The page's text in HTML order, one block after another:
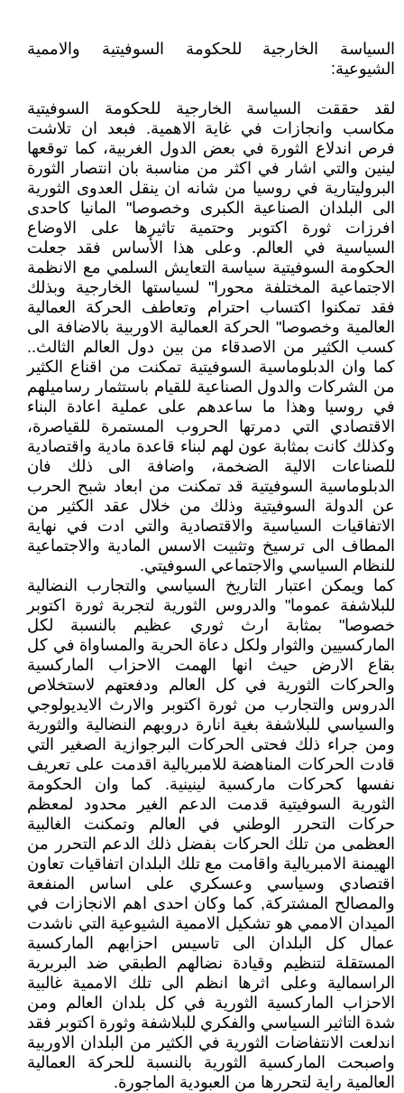
السياسة الخارجية للحكومة السوفيتية والاممية
الشيوعية:
لقد حققت السياسة الخارجية للحكومة السوفيتية
مكاسب وانجازات في غاية الاهمية. فبعد ان تلاشت
فرص اندلاع الثورة في بعض الدول الغربية، كما توقعها
لينين والتي اشار في اكثر من مناسبة بان انتصار الثورة
البروليتارية في روسيا من شانه ان ينقل العدوى الثورية
الى البلدان الصناعية الكبرى وخصوصا" المانيا كاحدى
افرزات ثورة اكتوبر وحتمية تاثيرها على الاوضاع
السياسية في العالم. وعلى هذا الأساس فقد جعلت
الحكومة السوفيتية سياسة التعايش السلمي مع الانظمة
الاجتماعية المختلفة محورا" لسياستها الخارجية وبذلك
فقد تمكنوا اكتساب احترام وتعاطف الحركة العمالية
العالمية وخصوصا" الحركة العمالية الاوربية بالاضافة الى
كسب الكثير من الاصدقاء من بين دول العالم الثالث..
كما وان الدبلوماسية السوفيتية تمكنت من اقناع الكثير
من الشركات والدول الصناعية للقيام باستثمار رساميلهم
في روسيا وهذا ما ساعدهم على عملية اعادة البناء
الاقتصادي التي دمرتها الحروب المستمرة للقياصرة،
وكذلك كانت بمثابة عون لهم لبناء قاعدة مادية واقتصادية
للصناعات الالية الضخمة، واضافة الى ذلك فان
الدبلوماسية السوفيتية قد تمكنت من ابعاد شبح الحرب
عن الدولة السوفيتية وذلك من خلال عقد الكثير من
الاتفاقيات السياسية والاقتصادية والتي ادت في نهاية
المطاف الى ترسيخ وتثبيت الاسس المادية والاجتماعية
للنظام السياسي والاجتماعي السوفيتي.
كما ويمكن اعتبار التاريخ السياسي والتجارب النضالية
للبلاشفة عموما" والدروس الثورية لتجربة ثورة اكتوبر
خصوصا" بمثابة ارث ثوري عظيم بالنسبة لكل
الماركسيين والثوار ولكل دعاة الحرية والمساواة في كل
بقاع الارض حيث انها الهمت الاحزاب الماركسية
والحركات الثورية في كل العالم ودفعتهم لاستخلاص
الدروس والتجارب من ثورة اكتوبر والارث الايديولوجي
والسياسي للبلاشفة بغية انارة دروبهم النضالية والثورية
ومن جراء ذلك فحتى الحركات البرجوازية الصغير التي
قادت الحركات المناهضة للامبريالية اقدمت على تعريف
نفسها كحركات ماركسية لينينية. كما وان الحكومة
الثورية السوفيتية قدمت الدعم الغير محدود لمعظم
حركات التحرر الوطني في العالم وتمكنت الغالبية
العظمى من تلك الحركات بفضل ذلك الدعم التحرر من
الهيمنة الامبريالية واقامت مع تلك البلدان اتفاقيات تعاون
اقتصادي وسياسي وعسكري على اساس المنفعة
والمصالح المشتركة, كما وكان احدى اهم الانجازات في
الميدان الاممي هو تشكيل الاممية الشيوعية التي ناشدت
عمال كل البلدان الى تاسيس احزابهم الماركسية
المستقلة لتنظيم وقيادة نضالهم الطبقي ضد البربرية
الراسمالية وعلى اثرها انظم الى تلك الاممية غالبية
الاحزاب الماركسية الثورية في كل بلدان العالم ومن
شدة التاثير السياسي والفكري للبلاشفة وثورة اكتوبر فقد
اندلعت الانتفاضات الثورية في الكثير من البلدان الاوربية
واصبحت الماركسية الثورية بالنسبة للحركة العمالية
العالمية راية لتحررها من العبودية الماجورة.